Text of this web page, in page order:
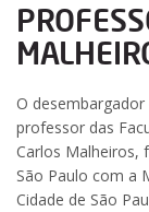
O desembargador
professor das
Carlos Malheiros,
São Paulo com a
Cidade de São